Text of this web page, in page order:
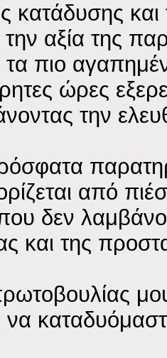
κατάδυσης
την αξία της
τα πιο
ώρες
την
από
δεν
και της
να